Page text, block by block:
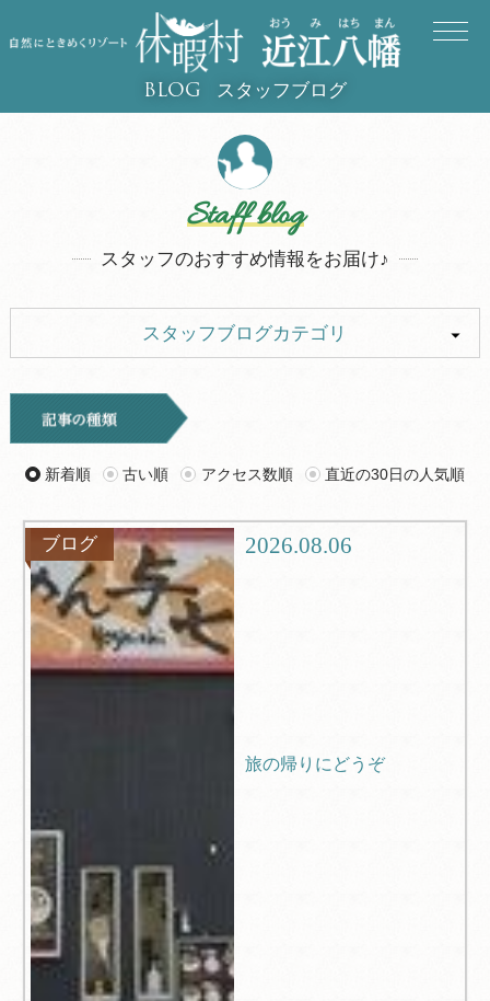
BLOG スタッフブログ
Staff blog
スタッフのおすすめ情報をお届け♪
スタッフブログカテゴリ
キャンプ
旅行記 ツアー
グルメ
ブログ
新着順 古い順 アクセス数順 直近の30日の人気順
ブログ 2026.08.06
旅の帰りにどうぞ